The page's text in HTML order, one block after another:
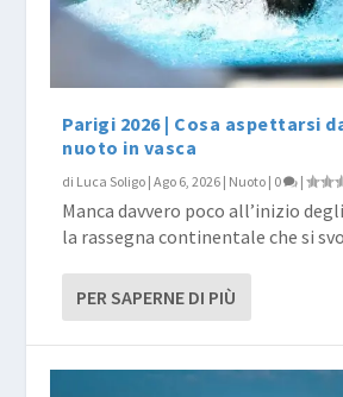
Parigi 2026 | Cosa aspettarsi
nuoto in vasca
di Luca Soligo |Ago 6, 2026 | Nuoto | 0 |
Manca davvero poco all’inizio
la rassegna continentale che si
PER SAPERNE DI PIÙ